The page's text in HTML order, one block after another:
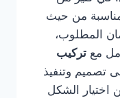
مناسبة من حيث
المطلوب،
مع تركيب
تصميم وتنفيذ
الشكل